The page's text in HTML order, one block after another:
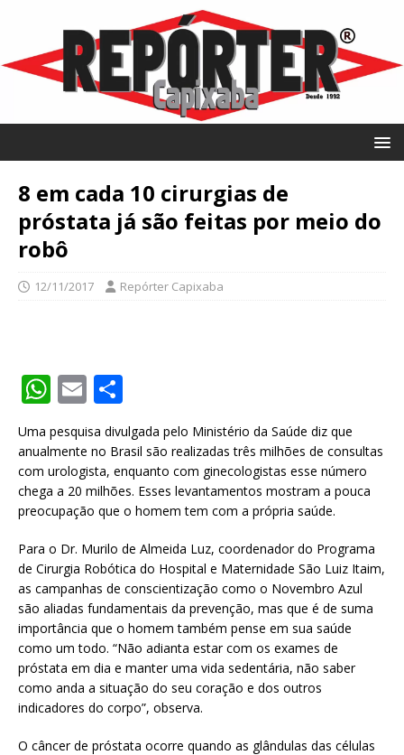
8 em cada 10 cirurgias de
próstata já são feitas por meio do
robô
12/11/2017 Repórter Capixaba
W
at
s
A
p
E
m
ai
l
h
ar
e
Uma pesquisa divulgada pelo Ministério da Saúde diz que
anualmente no Brasil são realizadas três milhões de consultas
com urologista, enquanto com ginecologistas esse número
chega a 20 milhões. Esses levantamentos mostram a pouca
preocupação que o homem tem com a própria saúde.
Para o Dr. Murilo de Almeida Luz, coordenador do Programa
de Cirurgia Robótica do Hospital e Maternidade São Luiz Itaim,
as campanhas de conscientização como o Novembro Azul
são aliadas fundamentais da prevenção, mas que é de suma
importância que o homem também pense em sua saúde
como um todo. “Não adianta estar com os exames de
próstata em dia e manter uma vida sedentária, não saber
como anda a situação do seu coração e dos outros
indicadores do corpo”, observa.
O câncer de próstata ocorre quando as glândulas das células